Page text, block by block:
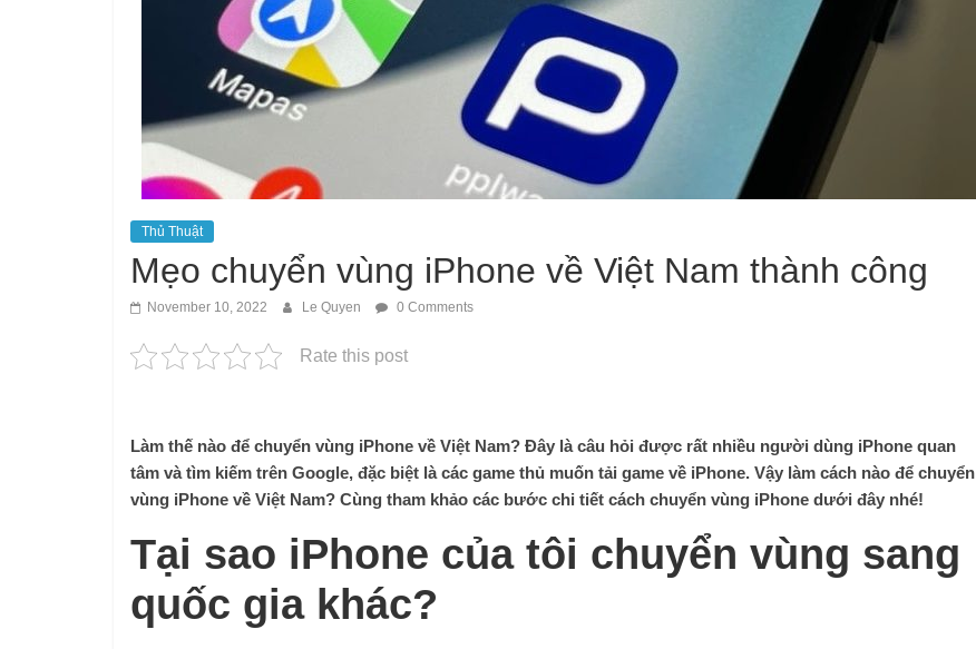
Thủ Thuật
Mẹo chuyển vùng iPhone về Việt Nam thành công
November 10, 2022 Le Quyen 0 Comments
Rate this post
Làm thế nào để chuyển vùng iPhone về Việt Nam? Đây là câu hỏi được rất nhiều người dùng iPhone quan
tâm và tìm kiếm trên Google, đặc biệt là các game thủ muốn tải game về iPhone. Vậy làm cách nào để chuyển
vùng iPhone về Việt Nam? Cùng tham khảo các bước chi tiết cách chuyển vùng iPhone dưới đây nhé!
Tại sao iPhone của tôi chuyển vùng sang
quốc gia khác?